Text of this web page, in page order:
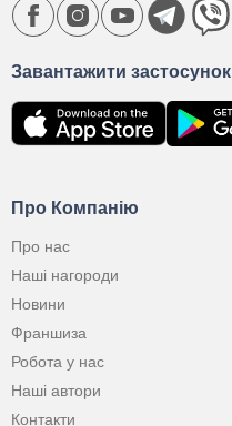
Про Компанію
Про нас
Наші нагороди
Новини
Франшиза
Робота у нас
Наші автори
Контакти
Завантажити застосунок